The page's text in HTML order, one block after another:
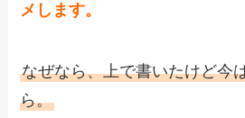
メします。
なぜなら、上で書いたけど今
ら。